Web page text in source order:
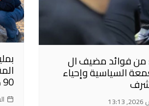
من فوائد مضيف ال
السياسية وإحياء
90 كيلومترًا في كربلاء